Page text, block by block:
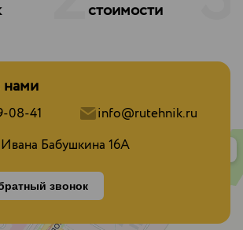
стоимости
нами
08-41
info@rutehnik.ru
Бабушкина 16А
звонок